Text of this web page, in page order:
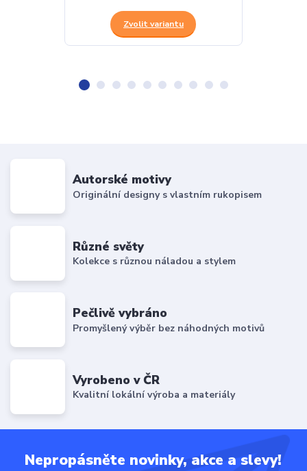
Zvolit variantu
Autorské motivy
Originální designy s vlastním rukopisem
Různé světy
Kolekce s různou náladou a stylem
Pečlivě vybráno
Promyšlený výběr bez náhodných motivů
Vyrobeno v ČR
Kvalitní lokální výroba a materiály
Nepropásněte novinky, akce a slevy!